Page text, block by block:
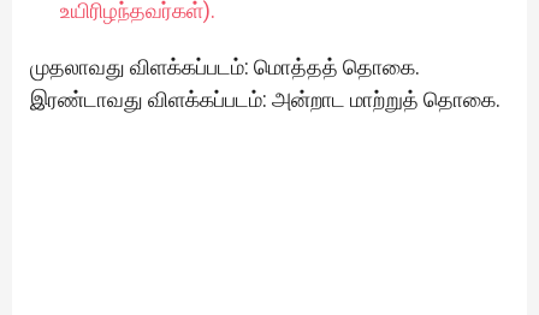
உயிரிழந்தவர்கள்).
முதலாவது விளக்கப்படம்: மொத்தத் தொகை.
இரண்டாவது விளக்கப்படம்: அன்றாட மாற்றுத் தொகை.